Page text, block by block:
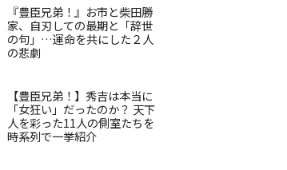
『豊臣兄弟！』お市と柴田勝
家、自刃しての最期と「辞世
の句」…運命を共にした２人
の悲劇
【豊臣兄弟！】秀吉は本当に
「女狂い」だったのか？ 天下
人を彩った11人の側室たちを
時系列で一挙紹介